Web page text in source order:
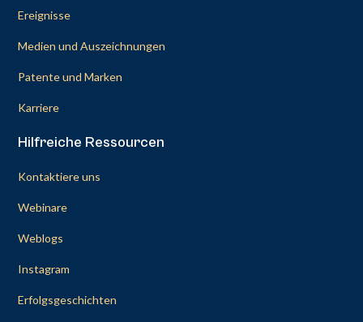
Ereignisse
Medien und Auszeichnungen
Patente und Marken
Karriere
Hilfreiche Ressourcen
Kontaktiere uns
Webinare
Weblogs
Instagram
Erfolgsgeschichten